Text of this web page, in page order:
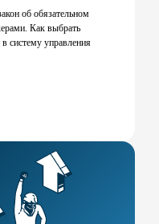
об обязательном
Как выбрать
систему управления